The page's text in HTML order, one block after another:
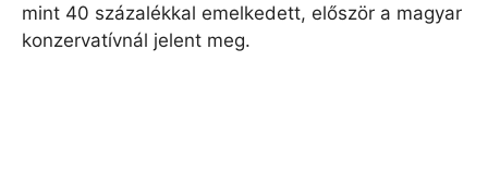
mint 40 százalékkal emelkedett, először a magyar
konzervatívnál jelent meg.